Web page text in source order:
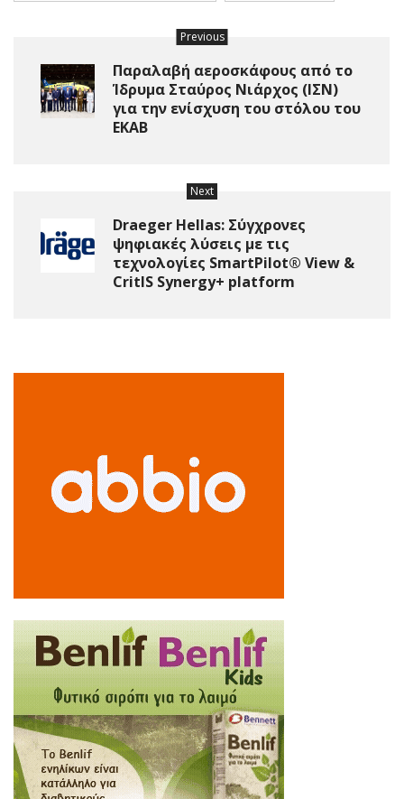
Previous
Παραλαβή αεροσκάφους από το
Ίδρυμα Σταύρος Νιάρχος (ΙΣΝ)
για την ενίσχυση του στόλου του
ΕΚΑΒ
Next
Draeger Hellas: Σύγχρονες
ψηφιακές λύσεις με τις
τεχνολογίες SmartPilot® View &
CritIS Synergy+ platform